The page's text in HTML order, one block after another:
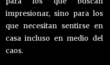
impresionar, sino para los
que necesitan sentirse en
casa incluso en medio del
caos.